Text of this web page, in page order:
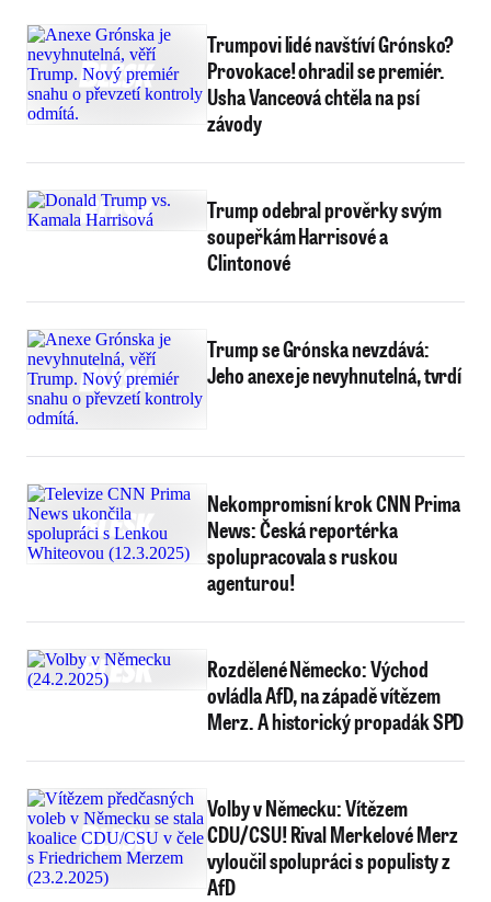
Trumpovi lidé navštíví Grónsko?
Provokace! ohradil se premiér.
Usha Vanceová chtěla na psí
závody
Trump odebral prověrky svým
soupeřkám Harrisové a
Clintonové
Trump se Grónska nevzdává:
Jeho anexe je nevyhnutelná, tvrdí
Nekompromisní krok CNN Prima
News: Česká reportérka
spolupracovala s ruskou
agenturou!
Rozdělené Německo: Východ
ovládla AfD, na západě vítězem
Merz. A historický propadák SPD
Volby v Německu: Vítězem
CDU/CSU! Rival Merkelové Merz
vyloučil spolupráci s populisty z
AfD